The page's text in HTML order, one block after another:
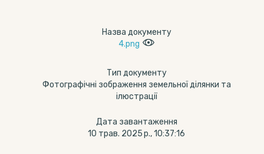
Назва документу
4.png
Тип документу
Фотографічні зображення земельної ділянки та
ілюстрації
Дата завантаження
10 трав. 2025 р., 10:37:16